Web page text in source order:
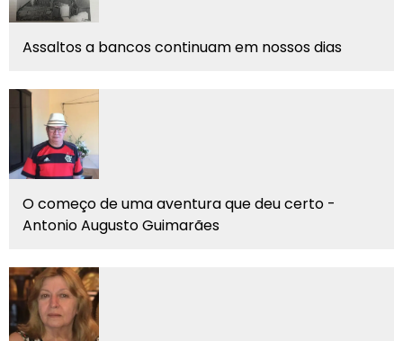
Assaltos a bancos continuam em nossos dias
O começo de uma aventura que deu certo -
Antonio Augusto Guimarães